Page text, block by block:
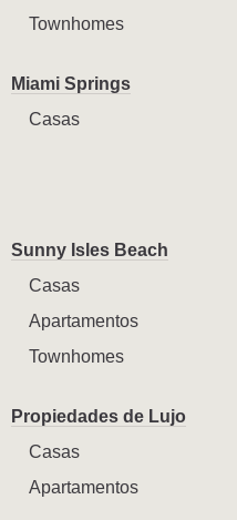
Townhomes
Miami Springs
Casas
Sunny Isles Beach
Casas
Apartamentos
Townhomes
Propiedades de Lujo
Casas
Apartamentos